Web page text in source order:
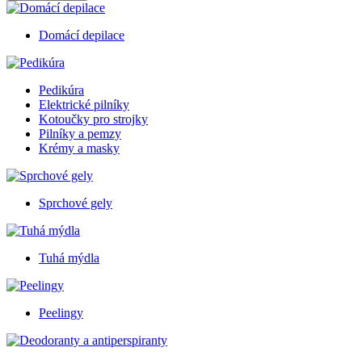
Domácí depilace
Pedikúra
Elektrické pilníky
Kotoučky pro strojky
Pilníky a pemzy
Krémy a masky
Sprchové gely
Tuhá mýdla
Peelingy